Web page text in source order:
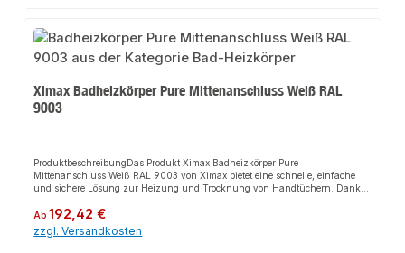
Ximax Badheizkörper Pure Mittenanschluss Weiß RAL
9003
ProduktbeschreibungDas Produkt Ximax Badheizkörper Pure
Mittenanschluss Weiß RAL 9003 von Ximax bietet eine schnelle, einfache
und sichere Lösung zur Heizung und Trocknung von Handtüchern. Dank
flexibel an verschiedene Bad- und Wohnbereiche an. Das robuste Design
und die einfache Montage machen dieses Produkt zu einer zuverlässigen
Wahl für jede Installation.EigenschaftenModernes kantiges Design50 mm
Regulärer Preis:
Ab192,42 €
zzgl. Versandkosten